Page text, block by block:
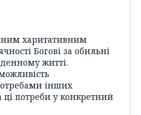
харитативним
Богові за обильні
житті.
інших
ці потреби у конкретний